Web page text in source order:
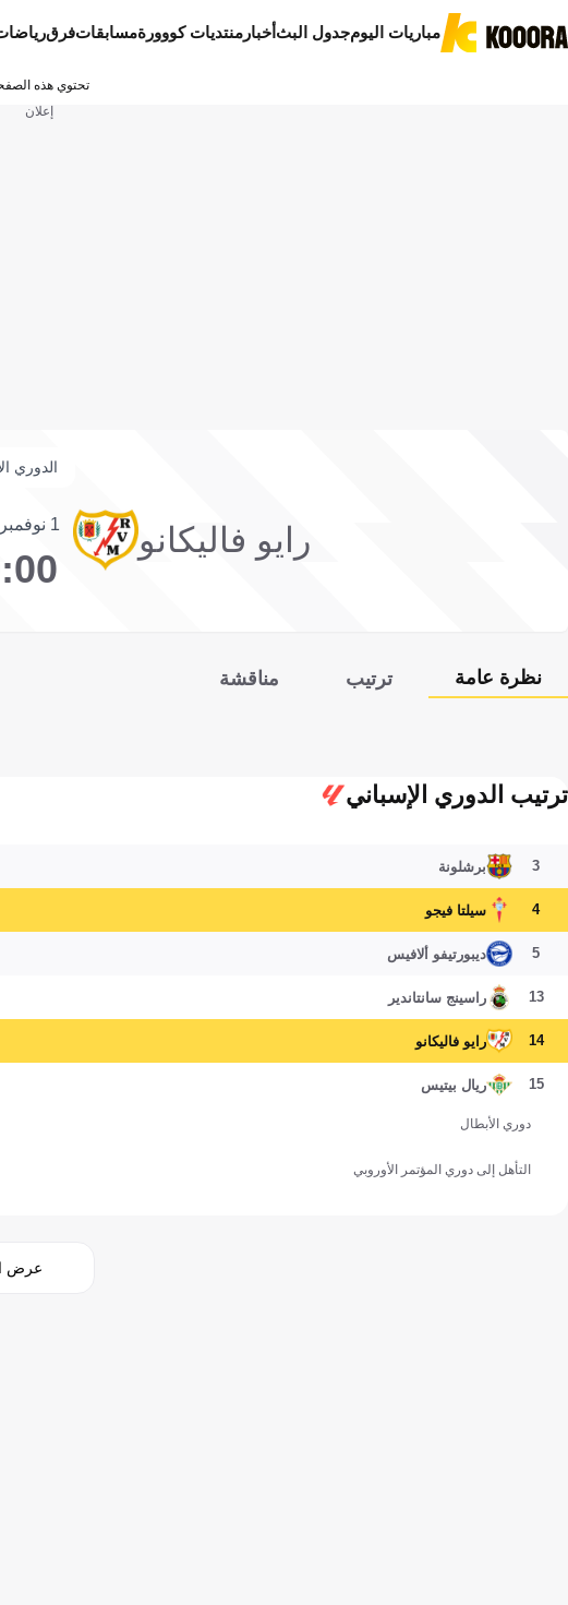
مباريات اليومجدول البثأخبار منتديات كووورةمسابقاتفرق
تحتوي هذه
إعلان
الدوري
رايو فاليكانو 1 نوفمبر 2026
نظرة عامة ترتيب مناقشة
ترتيب الدوري الإسباني
3 برشلونة
4 سيلتا فيجو
5 ديبورتيفو ألافيس
13 راسينج سانتاندير
14 رايو فاليكانو
15 ريال بيتيس
دوري الأبطال
التأهل إلى دوري المؤتمر الأوروبي
عرض